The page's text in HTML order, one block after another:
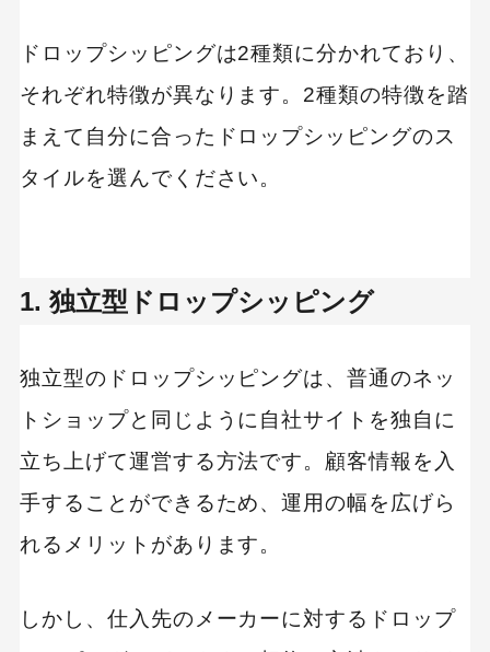
ドロップシッピングは2種類に分かれており、
それぞれ特徴が異なります。2種類の特徴を踏
まえて自分に合ったドロップシッピングのス
タイルを選んでください。
1. 独立型ドロップシッピング
独立型のドロップシッピングは、普通のネッ
トショップと同じように自社サイトを独自に
立ち上げて運営する方法です。顧客情報を入
手することができるため、運用の幅を広げら
れるメリットがあります。
しかし、仕入先のメーカーに対するドロップ